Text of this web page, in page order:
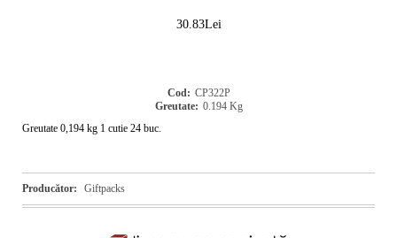
30.83Lei
Cod: CP322P
Greutate: 0.194 Kg
Greutate 0,194 kg 1 cutie 24 buc.
Producător: Giftpacks